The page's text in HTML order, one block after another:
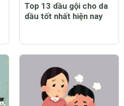
Top 13 dầu gội cho da
dầu tốt nhất hiện nay